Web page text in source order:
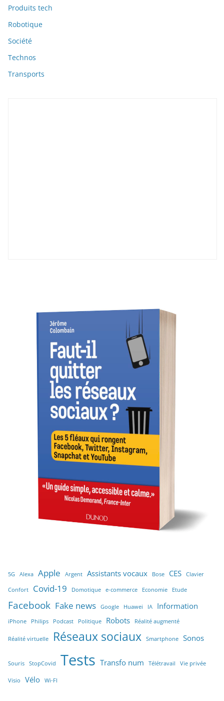
Produits tech
Robotique
Société
Technos
Transports
5G Alexa Apple Argent Assistants vocaux Bose CES Clavier
Confort Covid-19 Domotique e-commerce Economie Etude
Facebook Fake news Google Huawei IA Information
iPhone Philips Podcast Politique Robots Réalité augmenté
Réalité virtuelle Réseaux sociaux Smartphone Sonos
Souris StopCovid Tests Transfo num Télétravail Vie privée
Visio Vélo Wi-FI